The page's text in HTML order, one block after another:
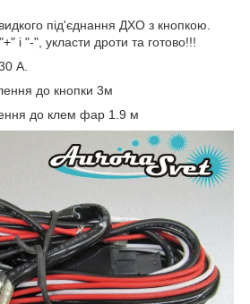
під'єднання ДХО з кнопкою.
і "-", укласти дроти та готово!!!
А.
до кнопки 3м
до клем фар 1.9 м